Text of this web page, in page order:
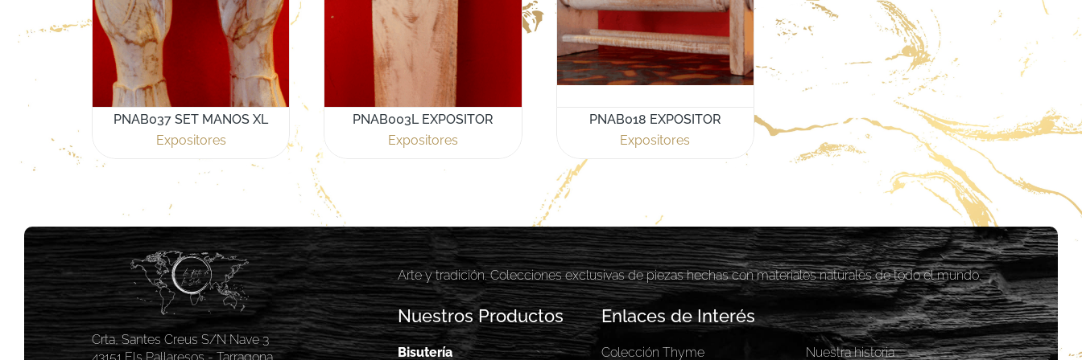
PNAB037 SET MANOS XL
Expositores
PNAB003L EXPOSITOR
Expositores
PNAB018 EXPOSITOR
Expositores
Crta, Santes Creus S/N Nave 3
Arte y tradición. Colecciones exclusivas de piezas hechas con materiales naturales de todo el mundo.
Nuestros Productos
Bisutería
Enlaces de Interés
Colección Thyme Nuestra historia